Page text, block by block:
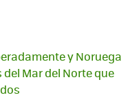
y Noruega
Mar del Norte que